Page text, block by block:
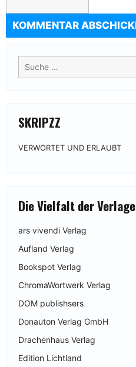
Suche
nach:
SKRIPZZ
VERWORTET UND ERLAUBT
Die Vielfalt der Verlage
ars vivendi Verlag
Aufland Verlag
Bookspot Verlag
ChromaWortwerk Verlag
DOM publishsers
Donauton Verlag GmbH
Drachenhaus Verlag
Edition Lichtland